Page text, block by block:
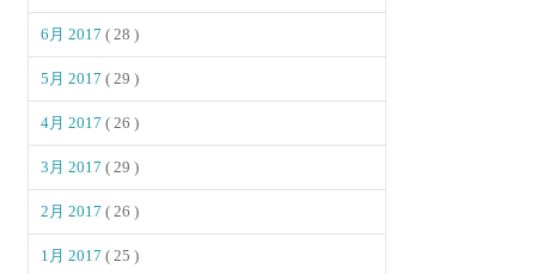
6月 2017( 28 )
5月 2017( 29 )
4月 2017( 26 )
3月 2017( 29 )
2月 2017( 26 )
1月 2017( 25 )